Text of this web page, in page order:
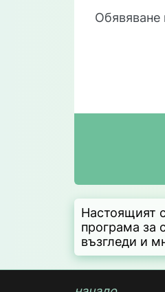
Обявяване
Настоящият
програма за
възгледи и